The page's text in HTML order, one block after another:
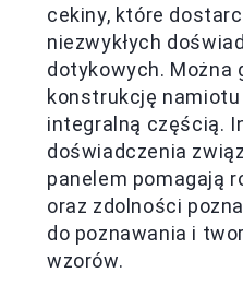
cekiny, które
niezwykłych
dotykowych. Można
konstrukcję
integralną częścią.
doświadczenia
panelem pomagają
oraz zdolności
do poznawania i
wzorów.